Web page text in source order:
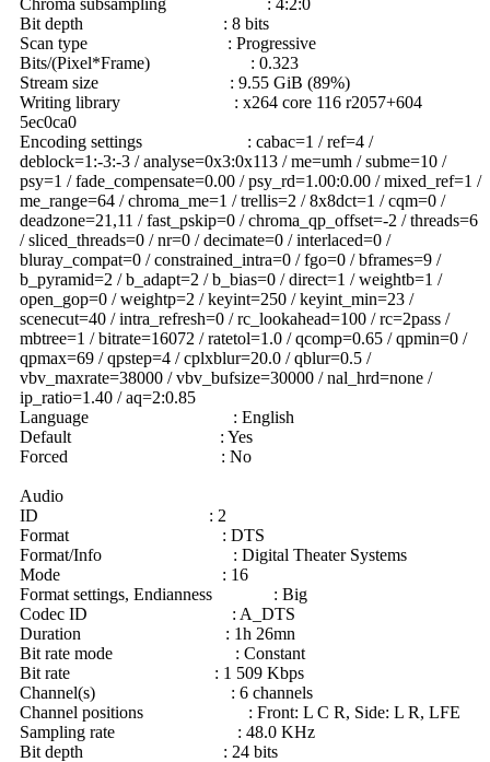
Bit depth : 8 bits
Scan type : Progressive
Bits/(Pixel*Frame) : 0.323
Stream size : 9.55 GiB (89%)
Writing library : x264 core 116 r2057+604
5ec0ca0
Encoding settings : cabac=1 / ref=4 /
deblock=1:-3:-3 / analyse=0x3:0x113 / me=umh / subme=10 /
psy=1 / fade_compensate=0.00 / psy_rd=1.00:0.00 / mixed_ref=1 /
me_range=64 / chroma_me=1 / trellis=2 / 8x8dct=1 / cqm=0 /
deadzone=21,11 / fast_pskip=0 / chroma_qp_offset=-2 / threads=6
/ sliced_threads=0 / nr=0 / decimate=0 / interlaced=0 /
bluray_compat=0 / constrained_intra=0 / fgo=0 / bframes=9 /
b_pyramid=2 / b_adapt=2 / b_bias=0 / direct=1 / weightb=1 /
open_gop=0 / weightp=2 / keyint=250 / keyint_min=23 /
scenecut=40 / intra_refresh=0 / rc_lookahead=100 / rc=2pass /
mbtree=1 / bitrate=16072 / ratetol=1.0 / qcomp=0.65 / qpmin=0 /
qpmax=69 / qpstep=4 / cplxblur=20.0 / qblur=0.5 /
vbv_maxrate=38000 / vbv_bufsize=30000 / nal_hrd=none /
ip_ratio=1.40 / aq=2:0.85
Language : English
Default : Yes
Forced : No
Audio
ID : 2
Format : DTS
Format/Info : Digital Theater Systems
Mode : 16
Format settings, Endianness : Big
Codec ID : A_DTS
Duration : 1h 26mn
Bit rate mode : Constant
Bit rate : 1 509 Kbps
Channel(s) : 6 channels
Channel positions : Front: L C R, Side: L R, LFE
Sampling rate : 48.0 KHz
Bit depth : 24 bits